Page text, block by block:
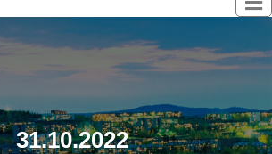
31.10.2022